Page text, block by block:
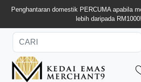
Penghantaran domestik PERCUMA apabila
lebih daripada RM1000!